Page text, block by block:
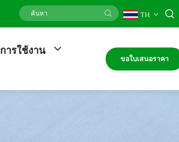
TH
การใช้งาน
ขอใบเสนอราคา